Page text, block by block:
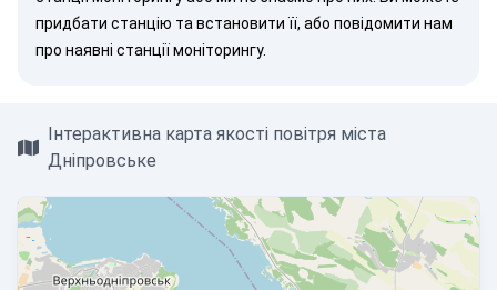
придбати станцію та встановити її, або повідомити нам
про наявні станції моніторингу.
Інтерактивна карта якості повітря міста
Дніпровське